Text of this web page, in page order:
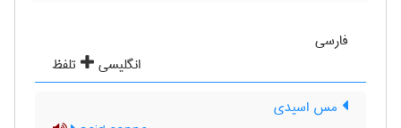
فارسی
انگلیسی
تلفظ
مس اسیدی